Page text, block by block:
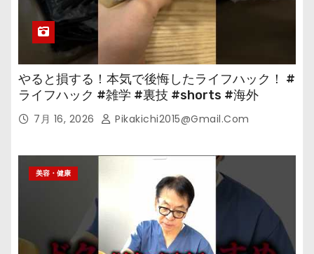
やると損する！本気で後悔したライフハック！ #
ライフハック #雑学 #裏技 #shorts #海外
7月 16, 2026 Pikakichi2015@gmail.com
美容・健康